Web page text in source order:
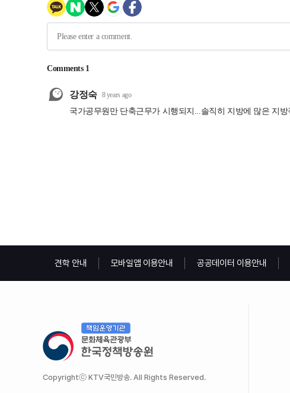
견학 안내 모바일앱 이용안내 공공데이터 이용안내
Copyrightⓒ KTV국민방송. All Rights Reserved.